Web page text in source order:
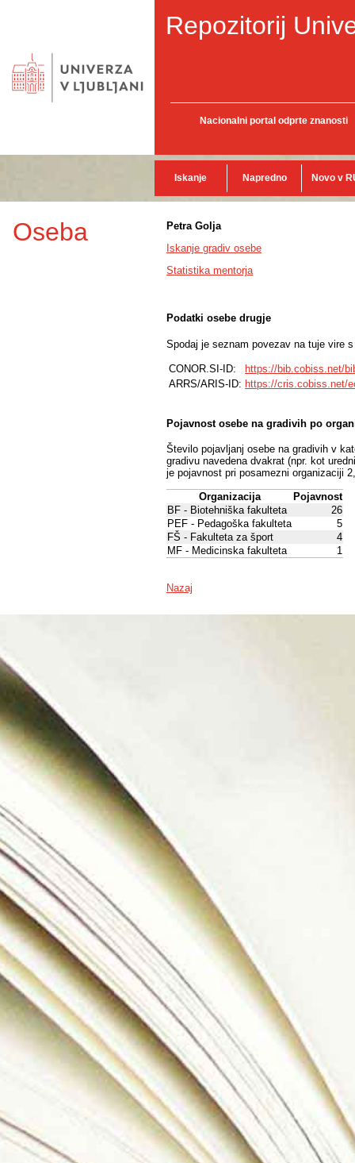
Repozitorij
Nacionalni portal odprte znanosti
Iskanje Napredno Novo v
Oseba
Petra Golja
Iskanje gradiv osebe
Statistika mentorja
Podatki osebe drugje
Spodaj je seznam povezav na tuje vire
CONOR.SI-ID:
https://bib.cobiss.net/
ARRS/ARIS-ID: https://cris.cobiss.net/
Pojavnost osebe na gradivih po
Število pojavljanj osebe na gradivih v
gradivu navedena dvakrat (npr. kot
je pojavnost pri posamezni organizaciji
Organizacija
Pojavnost
BF - Biotehniška fakulteta
26
PEF - Pedagoška fakulteta
5
FŠ - Fakulteta za šport
4
MF - Medicinska fakulteta
1
Nazaj